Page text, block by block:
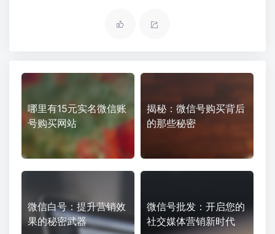
哪里有15元实名微信账
号购买网站
揭秘：微信号购买背后
的那些秘密
微信白号：提升营销效
果的秘密武器
微信号批发：开启您的
社交媒体营销新时代